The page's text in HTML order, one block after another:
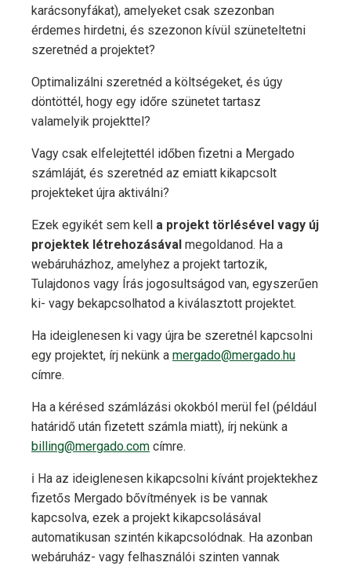
karácsonyfákat), amelyeket csak szezonban
érdemes hirdetni, és szezonon kívül szüneteltetni
szeretnéd a projektet?
Optimalizálni szeretnéd a költségeket, és úgy
döntöttél, hogy egy időre szünetet tartasz
valamelyik projekttel?
Vagy csak elfelejtettél időben fizetni a Mergado
számláját, és szeretnéd az emiatt kikapcsolt
projekteket újra aktiválni?
Ezek egyikét sem kell a projekt törlésével vagy új
projektek létrehozásával megoldanod. Ha a
webáruházhoz, amelyhez a projekt tartozik,
Tulajdonos vagy Írás jogosultságod van, egyszerűen
ki- vagy bekapcsolhatod a kiválasztott projektet.
Ha ideiglenesen ki vagy újra be szeretnél kapcsolni
egy projektet, írj nekünk a mergado@mergado.hu
címre.
Ha a kérésed számlázási okokból merül fel (például
határidő után fizetett számla miatt), írj nekünk a
billing@mergado.com címre.
ℹ️ Ha az ideiglenesen kikapcsolni kívánt projektekhez
fizetős Mergado bővítmények is be vannak
kapcsolva, ezek a projekt kikapcsolásával
automatikusan szintén kikapcsolódnak. Ha azonban
webáruház- vagy felhasználói szinten vannak